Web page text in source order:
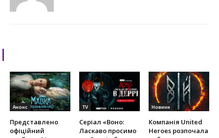
Анонс
Представлено
офіційний
TV
Серіал «Воно:
Ласкаво просимо
Новини
Компанія United
Heroes розпочала